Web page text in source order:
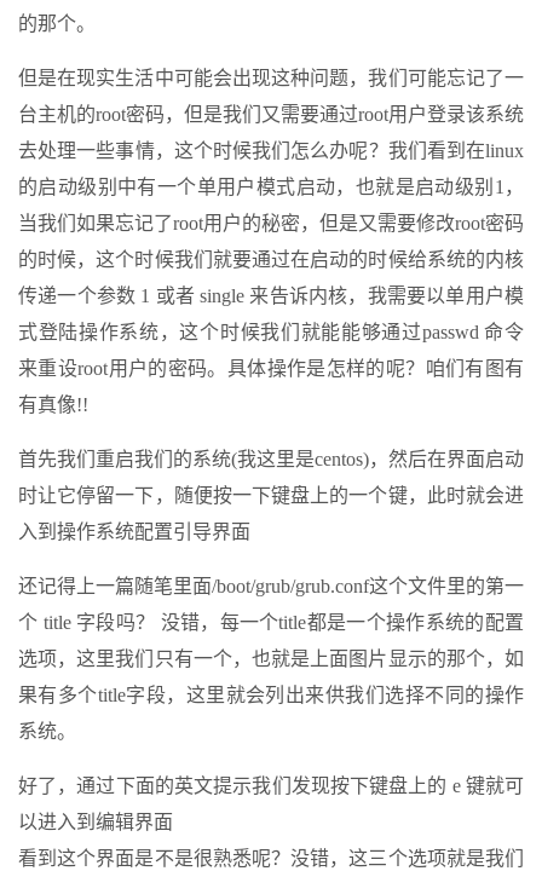
的那个。
但是在现实生活中可能会出现这种问题，我们可能忘记了一
台主机的root密码，但是我们又需要通过root用户登录该系统
去处理一些事情，这个时候我们怎么办呢？我们看到在linux
的启动级别中有一个单用户模式启动，也就是启动级别1，
当我们如果忘记了root用户的秘密，但是又需要修改root密码
的时候，这个时候我们就要通过在启动的时候给系统的内核
传递一个参数 1 或者 single 来告诉内核，我需要以单用户模
式登陆操作系统，这个时候我们就能能够通过passwd 命令
来重设root用户的密码。具体操作是怎样的呢？咱们有图有
有真像!!
首先我们重启我们的系统(我这里是centos)，然后在界面启动
时让它停留一下，随便按一下键盘上的一个键，此时就会进
入到操作系统配置引导界面
还记得上一篇随笔里面/boot/grub/grub.conf这个文件里的第一
个 title 字段吗？ 没错，每一个title都是一个操作系统的配置
选项，这里我们只有一个，也就是上面图片显示的那个，如
果有多个title字段，这里就会列出来供我们选择不同的操作
系统。
好了，通过下面的英文提示我们发现按下键盘上的 e 键就可
以进入到编辑界面
看到这个界面是不是很熟悉呢？没错，这三个选项就是我们